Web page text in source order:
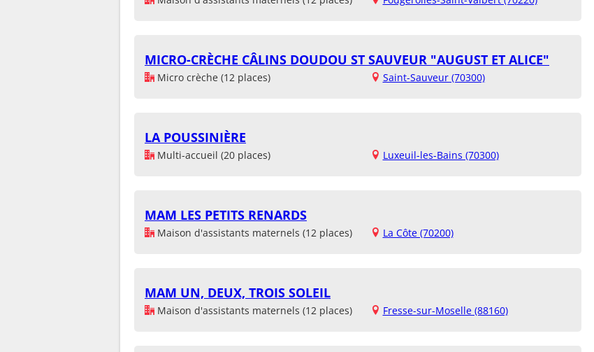
MICRO-CRÈCHE CÂLINS DOUDOU ST SAUVEUR "AUGUST ET ALICE"
Micro crèche (12 places) Saint-Sauveur (70300)
LA POUSSINIÈRE
Multi-accueil (20 places) Luxeuil-les-Bains (70300)
MAM LES PETITS RENARDS
Maison d'assistants maternels (12 places) La Côte (70200)
MAM UN, DEUX, TROIS SOLEIL
Maison d'assistants maternels (12 places) Fresse-sur-Moselle (88160)